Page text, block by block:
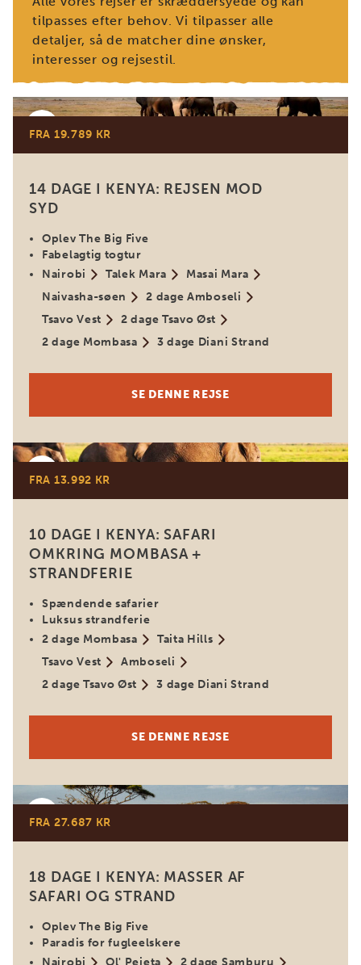
tilpasses efter behov. Vi tilpasser alle
detaljer, så de matcher dine ønsker,
interesser og rejsestil.
Kenya
FRA 19.789 KR
14 DAGE I KENYA: REJSEN MOD
SYD
Oplev The Big Five
Fabelagtig togtur
Nairobi
Talek Mara
Masai Mara
Naivasha-søen
2 dage Amboseli
Tsavo Vest
2 dage Tsavo Øst
2 dage Mombasa
3 dage Diani Strand
SE DENNE REJSE
Kenya
FRA 13.992 KR
10 DAGE I KENYA: SAFARI
OMKRING MOMBASA +
STRANDFERIE
Spændende safarier
Luksus strandferie
2 dage Mombasa
Taita Hills
Tsavo Vest
Amboseli
2 dage Tsavo Øst
3 dage Diani Strand
SE DENNE REJSE
Kenya
FRA 27.687 KR
18 DAGE I KENYA: MASSER AF
SAFARI OG STRAND
Oplev The Big Five
Paradis for fugleelskere
Nairobi
Ol' Pejeta
2 dage Samburu